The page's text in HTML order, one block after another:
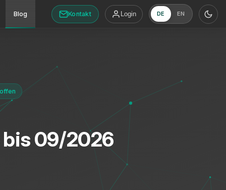
Blog Kontakt Login DE EN
bis 09/2026